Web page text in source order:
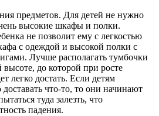
предметов. Для детей не нужно
высокие шкафы и полки.
не позволит ему с легкостью
с одеждой и высокой полки с
Лучше располагать тумбочки
до которой при росте
легко достать. Если детям
что-то, то они начинают
туда залезть, что
падения.